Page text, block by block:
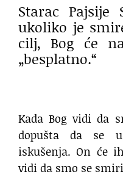
Starac Pajsije
ukoliko je
cilj, Bog će
„besplatno.“
Kada Bog vidi da
dopušta da se
iskušenja. On će
vidi da smo se